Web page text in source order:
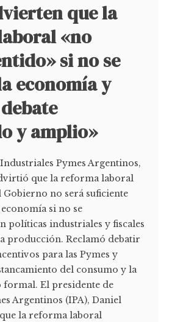
que la
«no
si no se
economía y
y amplio»
Pymes Argentinos,
que la reforma laboral
no será suficiente
si no se
políticas industriales y fiscales
producción. Reclamó debatir
para las Pymes y
del consumo y la
formal. El presidente de
Argentinos (IPA), Daniel
la reforma laboral